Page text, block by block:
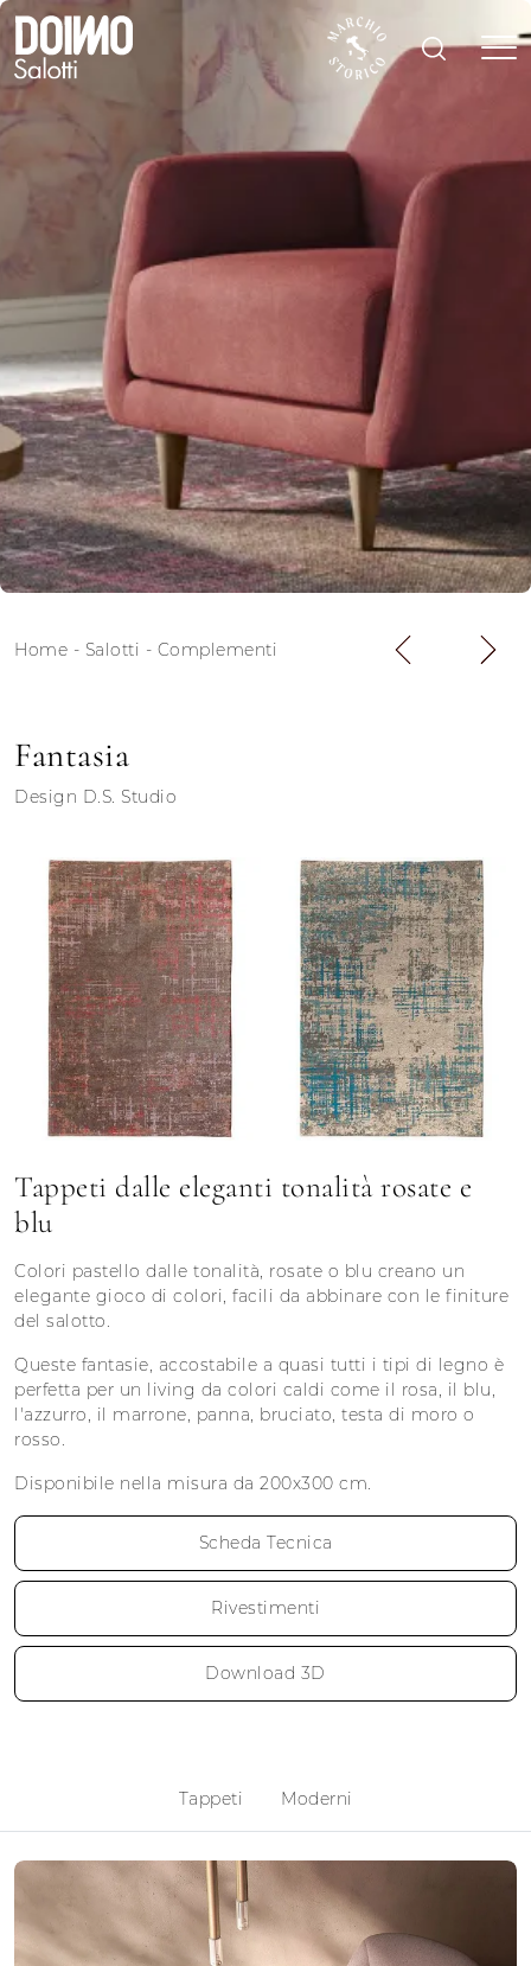
Home - Salotti - Complementi
Fantasia
Design D.S. Studio
Tappeti dalle eleganti tonalità rosate e
blu
Colori pastello dalle tonalità, rosate o blu creano un
elegante gioco di colori, facili da abbinare con le finiture
del salotto.
Queste fantasie, accostabile a quasi tutti i tipi di legno è
perfetta per un living da colori caldi come il rosa, il blu,
l'azzurro, il marrone, panna, bruciato, testa di moro o
rosso.
Disponibile nella misura da 200x300 cm.
Scheda Tecnica
Rivestimenti
Download 3D
Tappeti Moderni